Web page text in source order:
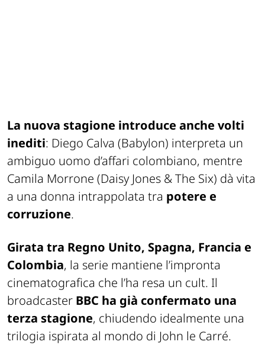
La nuova stagione introduce anche volti
inediti: Diego Calva (Babylon) interpreta un
ambiguo uomo d’affari colombiano, mentre
Camila Morrone (Daisy Jones & The Six) dà vita
a una donna intrappolata tra potere e
corruzione.
Girata tra Regno Unito, Spagna, Francia e
Colombia, la serie mantiene l’impronta
cinematografica che l’ha resa un cult. Il
broadcaster BBC ha già confermato una
terza stagione, chiudendo idealmente una
trilogia ispirata al mondo di John le Carré.